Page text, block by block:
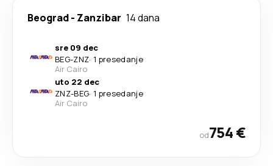
Beograd- Zanzibar 14 dana
sre 09 dec
BEG-ZNZ· 1 presedanje
Air Cairo
uto 22 dec
ZNZ-BEG· 1 presedanje
Air Cairo
od754 €